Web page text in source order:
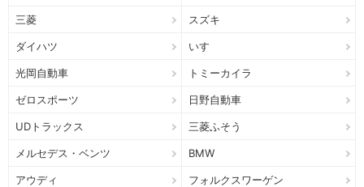
三菱 スズキ
ダイハツ いすゞ
光岡自動車 トミーカイラ
ゼロスポーツ 日野自動車
UDトラックス 三菱ふそう
メルセデス・ベンツ BMW
アウディ フォルクスワーゲン